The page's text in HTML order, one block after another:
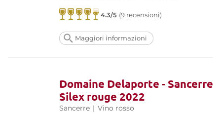
4.3/5 (9 recensioni)
Maggiori informazioni
Domaine Delaporte - Sancerre
Silex rouge 2022
Sancerre | Vino rosso